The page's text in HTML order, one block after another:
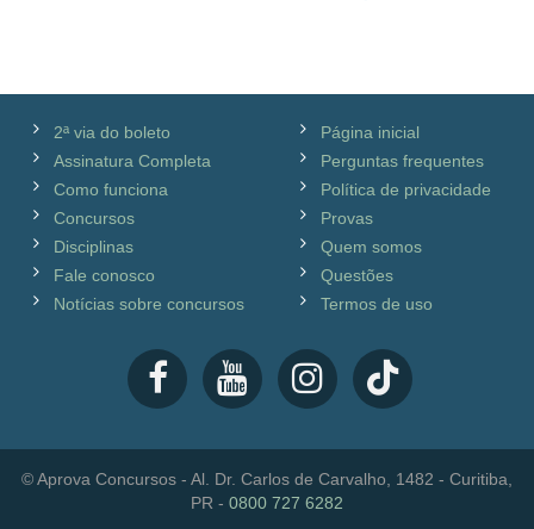
2ª via do boleto
Assinatura Completa
Como funciona
Concursos
Disciplinas
Fale conosco
Notícias sobre concursos
Página inicial
Perguntas frequentes
Política de privacidade
Provas
Quem somos
Questões
Termos de uso
© Aprova Concursos - Al. Dr. Carlos de Carvalho, 1482 - Curitiba,
PR - 0800 727 6282